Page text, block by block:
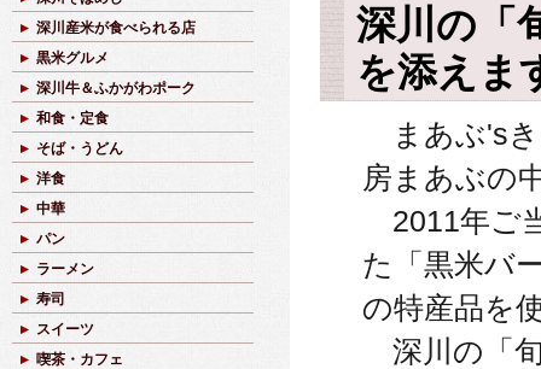
深川の「
を添えま
まあぶ'sき
房まあぶの
2011年ご
た「黒米バ
の特産品を
深川の「
深川産米が食べられる店
黒米グルメ
深川牛＆ふかがわポーク
和食・定食
そば・うどん
洋食
中華
パン
ラーメン
寿司
スイーツ
喫茶・カフェ